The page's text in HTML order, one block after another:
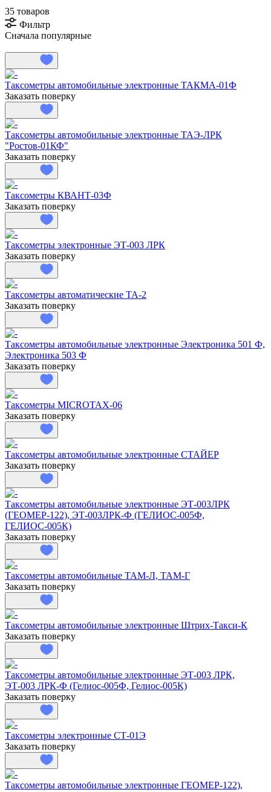
35 товаров
Фильтр
Сначала популярные
Таксометры автомобильные электронные ТАКМА-01Ф
Заказать поверку
Таксометры автомобильные электронные ТАЭ-ЛРК
"Ростов-01КФ"
Заказать поверку
Таксометры КВАНТ-03Ф
Заказать поверку
Таксометры электронные ЭТ-003 ЛРК
Заказать поверку
Таксометры автоматические ТА-2
Заказать поверку
Таксометры автомобильные электронные Электроника 501 Ф,
Электроника 503 Ф
Заказать поверку
Таксометры MICROTAX-06
Заказать поверку
Таксометры автомобильные электронные СТАЙЕР
Заказать поверку
Таксометры автомобильные электронные ЭТ-003ЛРК
(ГЕОМЕР-122), ЭТ-003ЛРК-Ф (ГЕЛИОС-005Ф,
ГЕЛИОС-005К)
Заказать поверку
Таксометры автомобильные ТАМ-Л, ТАМ-Г
Заказать поверку
Таксометры автомобильные электронные Штрих-Такси-К
Заказать поверку
Таксометры автомобильные электронные ЭТ-003 ЛРК,
ЭТ-003 ЛРК-Ф (Гелиос-005Ф, Гелиос-005К)
Заказать поверку
Таксометры электронные СТ-01Э
Заказать поверку
Таксометры автомобильные электронные ГЕОМЕР-122),